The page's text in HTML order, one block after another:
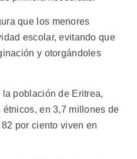
que los menores
escolar, evitando que
y otorgándoles
población de Eritrea,
en 3,7 millones de
por ciento viven en